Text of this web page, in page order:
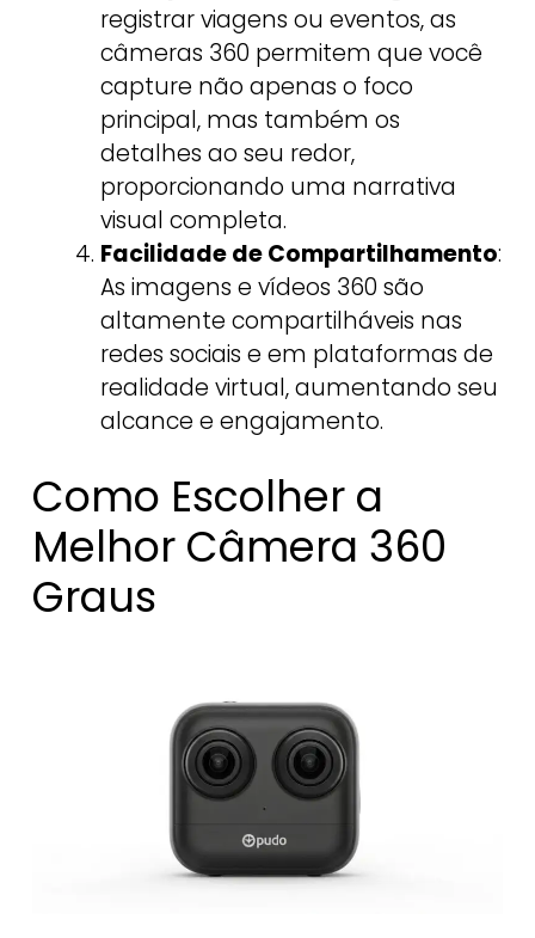
registrar viagens ou eventos, as
câmeras 360 permitem que você
capture não apenas o foco
principal, mas também os
detalhes ao seu redor,
proporcionando uma narrativa
visual completa.
Facilidade de Compartilhamento:
As imagens e vídeos 360 são
altamente compartilháveis nas
redes sociais e em plataformas de
realidade virtual, aumentando seu
alcance e engajamento.
Como Escolher a
Melhor Câmera 360
Graus